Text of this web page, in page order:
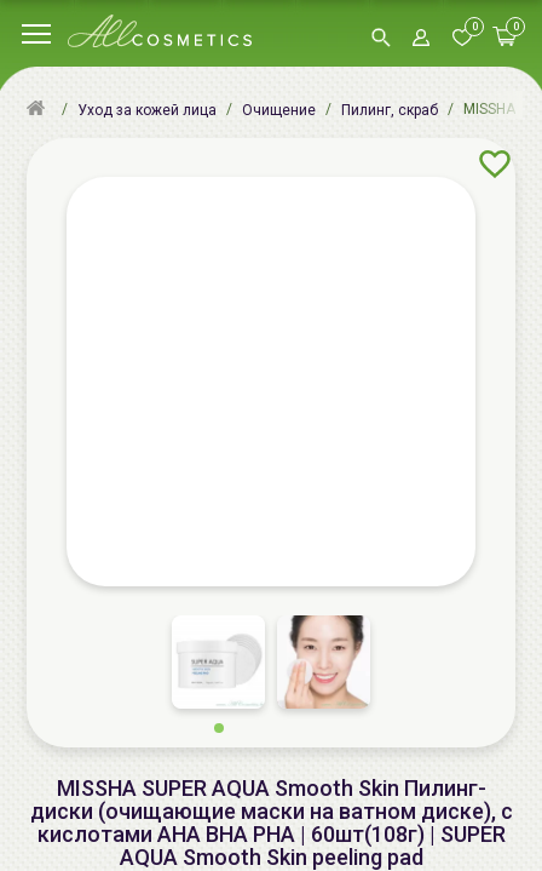
0 0
Уход за кожей лица Очищение Пилинг, скраб MISSHA
MISSHA SUPER AQUA Smooth Skin Пилинг-
диски (очищающие маски на ватном диске), с
кислотами AHA BHA PHA | 60шт(108г) | SUPER
AQUA Smooth Skin peeling pad